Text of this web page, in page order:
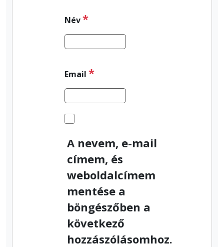
Név*
Email *
A nevem, e-mail
címem, és
weboldalcímem
mentése a
böngészőben a
következő
hozzászólásomhoz.